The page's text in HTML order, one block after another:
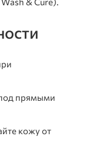
прямыми
кожу от